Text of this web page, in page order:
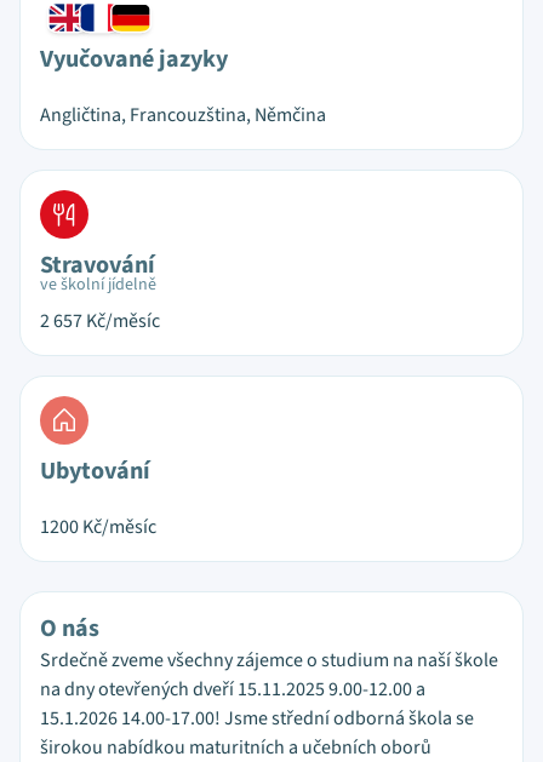
Vyučované jazyky
Angličtina, Francouzština, Němčina
Stravování
ve školní jídelně
2 657Kč/měsíc
Ubytování
1200Kč/měsíc
O nás
Srdečně zveme všechny zájemce o studium na naší škole
na dny otevřených dveří 15.11.2025 9.00-12.00 a
15.1.2026 14.00-17.00! Jsme střední odborná škola se
širokou nabídkou maturitních a učebních oborů